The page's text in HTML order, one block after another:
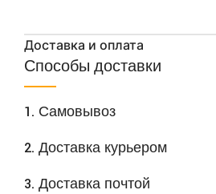
Доставка и оплата
Способы доставки
1. Самовывоз
2. Доставка курьером
3. Доставка почтой